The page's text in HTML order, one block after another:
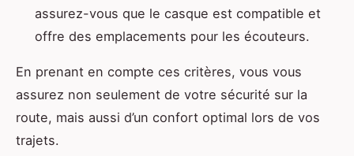
assurez-vous que le casque est compatible et
offre des emplacements pour les écouteurs.
En prenant en compte ces critères, vous vous
assurez non seulement de votre sécurité sur la
route, mais aussi d’un confort optimal lors de vos
trajets.